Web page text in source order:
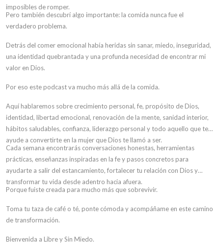
imposibles de romper.
Pero también descubrí algo importante: la comida nunca fue el
verdadero problema.
Detrás del comer emocional había heridas sin sanar, miedo, inseguridad,
una identidad quebrantada y una profunda necesidad de encontrar mi
valor en Dios.
Por eso este podcast va mucho más allá de la comida.
Aquí hablaremos sobre crecimiento personal, fe, propósito de Dios,
identidad, libertad emocional, renovación de la mente, sanidad interior,
hábitos saludables, confianza, liderazgo personal y todo aquello que te
ayude a convertirte en la mujer que Dios te llamó a ser.
Cada semana encontrarás conversaciones honestas, herramientas
prácticas, enseñanzas inspiradas en la fe y pasos concretos para
ayudarte a salir del estancamiento, fortalecer tu relación con Dios y
transformar tu vida desde adentro hacia afuera.
Porque fuiste creada para mucho más que sobrevivir.
Toma tu taza de café o té, ponte cómoda y acompáñame en este camino
de transformación.
Bienvenida a Libre y Sin Miedo.